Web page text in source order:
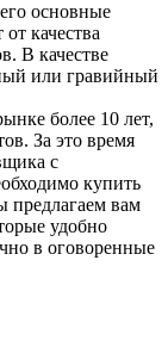
основные
качества
В качестве
или гравийный
более 10 лет,
За это время
с
купить
предлагаем вам
удобно
в оговоренные